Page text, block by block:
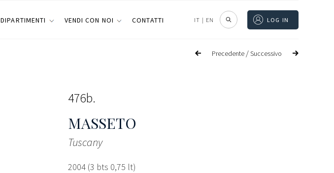
DIPARTIMENTI VENDI CON NOI CONTATTI IT | EN LOG IN
Precedente /Successivo
476b
MASSETO
Tuscany
2004 (3 bts 0,75 lt)